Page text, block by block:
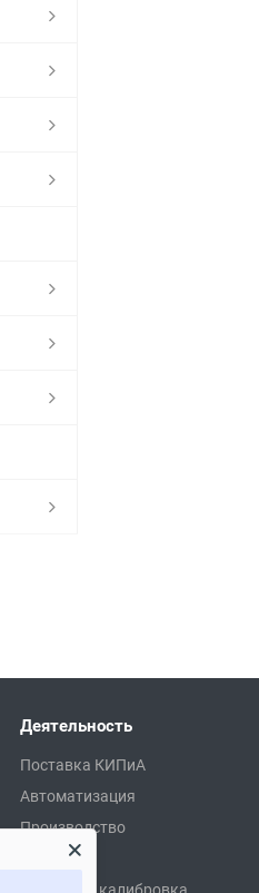
Деятельность
Поставка КИПиА
Автоматизация
Производство
Ремонт